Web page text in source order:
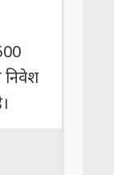
निवेश